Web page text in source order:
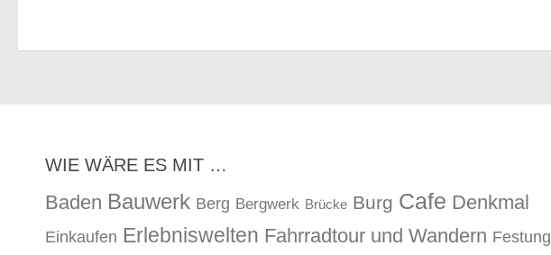
WIE WÄRE ES MIT …
Baden Bauwerk Berg Bergwerk Brücke Burg Cafe Denkmal
Einkaufen Erlebniswelten Fahrradtour und Wandern Festung